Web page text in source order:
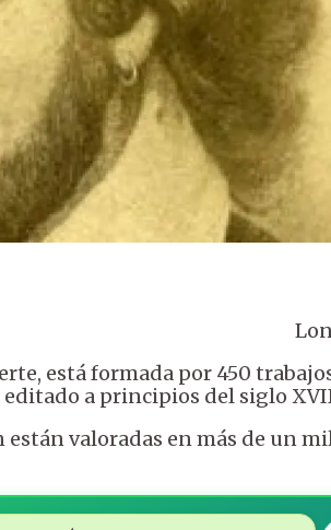
está formada por 450
editado a principios del siglo
están valoradas en más de un